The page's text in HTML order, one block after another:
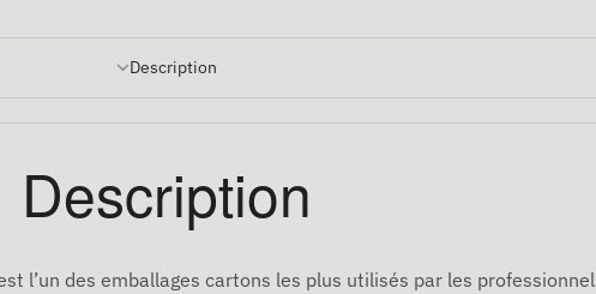
Description
Description
l’un des emballages cartons les plus utilisés par les